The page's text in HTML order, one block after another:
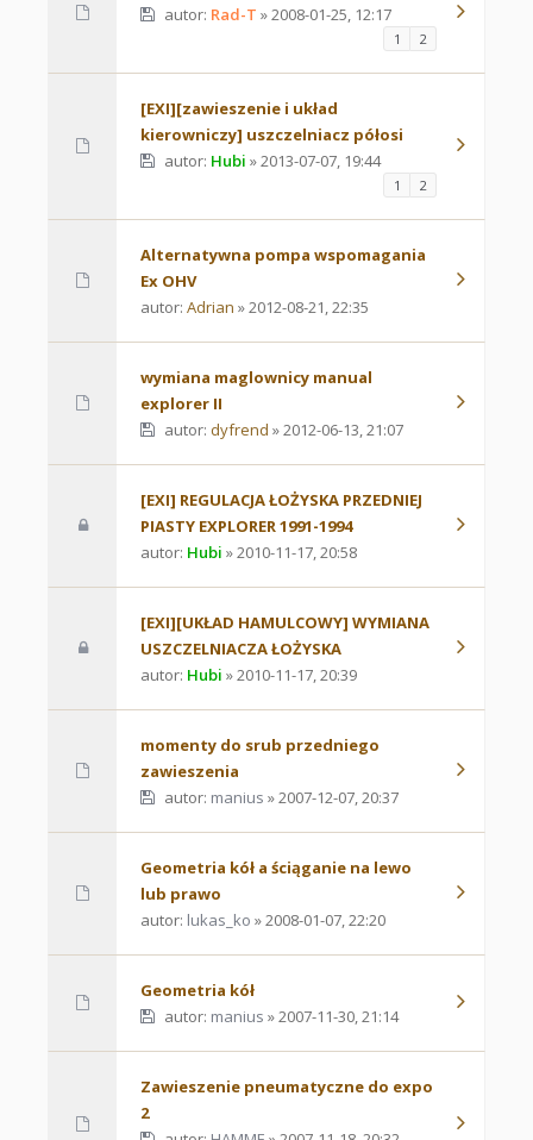
autor: Rad-T » 2008-01-25, 12:17
1 2
[EXI][zawieszenie i układ
kierowniczy] uszczelniacz półosi
autor: Hubi » 2013-07-07, 19:44
1 2
Alternatywna pompa wspomagania
Ex OHV
autor: Adrian » 2012-08-21, 22:35
wymiana maglownicy manual
explorer II
autor: dyfrend » 2012-06-13, 21:07
[EXI] REGULACJA ŁOŻYSKA PRZEDNIEJ
PIASTY EXPLORER 1991-1994
autor: Hubi » 2010-11-17, 20:58
[EXI][UKŁAD HAMULCOWY] WYMIANA
USZCZELNIACZA ŁOŻYSKA
autor: Hubi » 2010-11-17, 20:39
momenty do srub przedniego
zawieszenia
autor: manius » 2007-12-07, 20:37
Geometria kół a ściąganie na lewo
lub prawo
autor: lukas_ko » 2008-01-07, 22:20
Geometria kół
autor: manius » 2007-11-30, 21:14
Zawieszenie pneumatyczne do expo
2